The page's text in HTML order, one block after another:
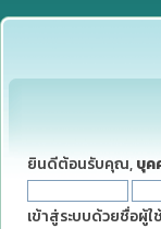
ยินดีต้อนรับคุณ, บุค
เข้าสู่ระบบด้วยชื่อผู้ใ